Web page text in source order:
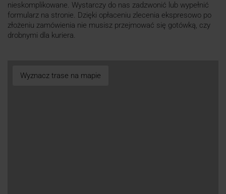
nieskomplikowane. Wystarczy do nas zadzwonić lub wypełnić
formularz na stronie. Dzięki opłaceniu zlecenia ekspresowo po
złożeniu zamówienia nie musisz przejmować się gotówką, czy
drobnymi dla kuriera.
Wyznacz trase na mapie